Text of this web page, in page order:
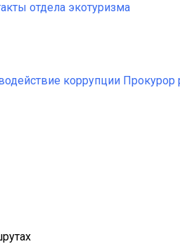
отдела экотуризма
коррупции Прокурор